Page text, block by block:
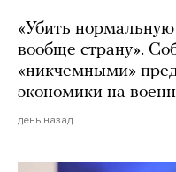
«Убить
вообще страну».
«никчемными»
экономики на
день назад